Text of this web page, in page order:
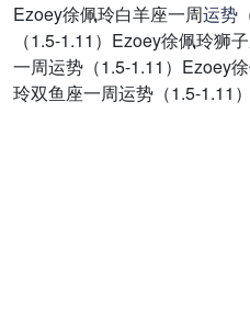
Ezoey徐佩玲白羊座一周运势
（1.5-1.11）Ezoey徐佩玲狮
一周运势（1.5-1.11）Ezoey
玲双鱼座一周运势（1.5-1.11）